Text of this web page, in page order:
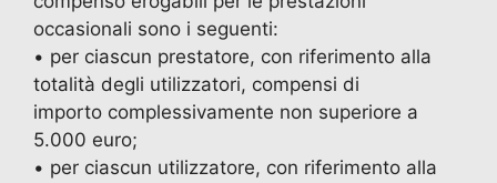
occasionali sono i seguenti:
• per ciascun prestatore, con riferimento alla
totalità degli utilizzatori, compensi di
importo complessivamente non superiore a
5.000 euro;
• per ciascun utilizzatore, con riferimento alla